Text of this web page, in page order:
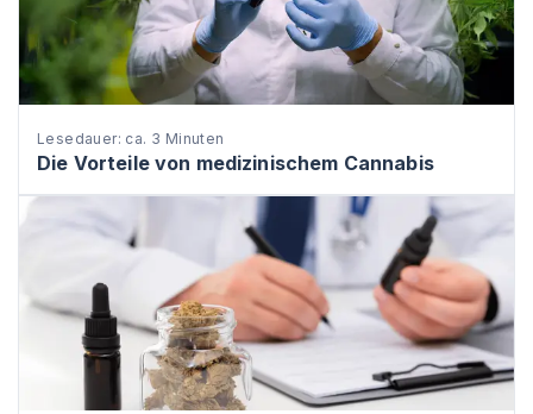
Lesedauer: ca. 3 Minuten
Die Vorteile von medizinischem Cannabis